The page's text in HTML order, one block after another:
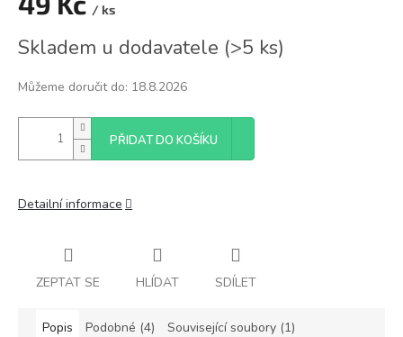
/ ks
cena:
Skladem u dodavatele (>5 ks)
Můžeme doručit do: 18.8.2026
PŘIDAT DO KOŠÍKU
Detailní informace
ZEPTAT SE HLÍDAT SDÍLET
Popis Podobné (4) Související soubory (1)